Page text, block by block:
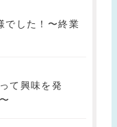
でした！〜終業
て興味を発